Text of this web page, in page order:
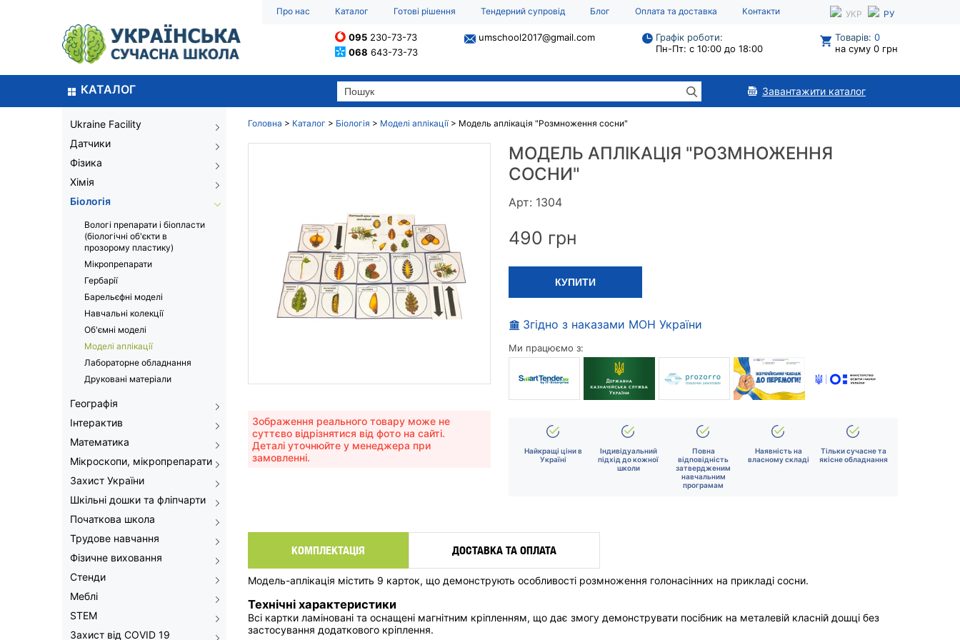
Про нас Каталог Готові рішення Тендерний супровід Блог Оплата та доставка Контакти УКР РУ
095 230-73-73
068 643-73-73
umschool2017@gmail.com
Графік роботи:
Пн-Пт: с 10:00 до 18:00
Товарів: 0
на суму 0 грн
КАТАЛОГ Завантажити каталог
Ukraine Facility
Датчики
Фізика
Хімія
Біологія
Вологі препарати і біопласти
(біологічні об'єкти в
прозорому пластику)
Мікропрепарати
Гербарії
Барельєфні моделі
Навчальні колекції
Об'ємні моделі
Моделі аплікації
Лабораторне обладнання
Друковані матеріали
Географія
Інтерактив
Математика
Мікроскопи, мікропрепарати
Захист України
Шкільні дошки та фліпчарти
Початкова школа
Трудове навчання
Фізичне виховання
Стенди
Меблі
STEM
Захист від COVID 19
Головна > Каталог > Біологія > Моделі аплікації> Модель аплікація "Розмноження сосни"
Зображення реального товару може не
суттєво відрізнятися від фото на сайті.
Деталі уточнюйте у менеджера при
замовленні.
МОДЕЛЬ АПЛІКАЦІЯ "РОЗМНОЖЕННЯ
СОСНИ"
Арт: 1304
490 грн
КУПИТИ
Згідно з наказами МОН України
Ми працюємо з:
Найкращі ціни в
Україні
Індивідуальний
підхід до кожної
школи
Повна
відповідність
затвердженим
навчальним
програмам
Наявність на
власному складі
Тільки сучасне та
якісне обладнання
КОМПЛЕКТАЦІЯ ДОСТАВКА ТА ОПЛАТА
Модель-аплікація містить 9 карток, що демонструють особливості розмноження голонасінних на прикладі сосни.
Технічні характеристики
Всі картки ламіновані та оснащені магнітним кріпленням, що дає змогу демонструвати посібник на металевій класній дошці без
застосування додаткового кріплення.